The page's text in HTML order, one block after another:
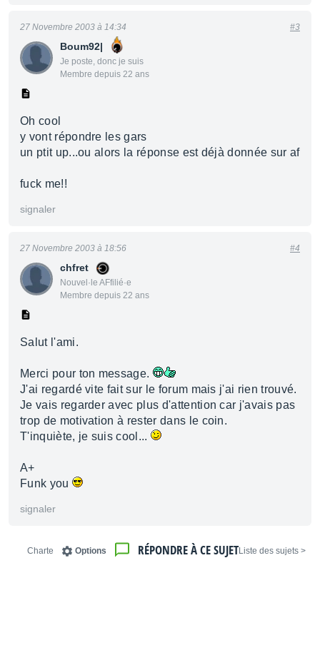
Boum92|
Je poste, donc je suis
Membre depuis 22 ans
27 Novembre 2003 à 14:34 #3
Oh cool
y vont répondre les gars
un ptit up...ou alors la réponse est déjà donnée sur af
fuck me!!
signaler
chfret
Nouvel·le AFfilié·e
Membre depuis 22 ans
27 Novembre 2003 à 18:56 #4
Salut l'ami.
Merci pour ton message.
J'ai regardé vite fait sur le forum mais j'ai rien trouvé.
Je vais regarder avec plus d'attention car j'avais pas
trop de motivation à rester dans le coin.
T'inquiète, je suis cool...
A+
Funk you
signaler
< Liste des sujets
RÉPONDRE À CE SUJET
Options
Charte